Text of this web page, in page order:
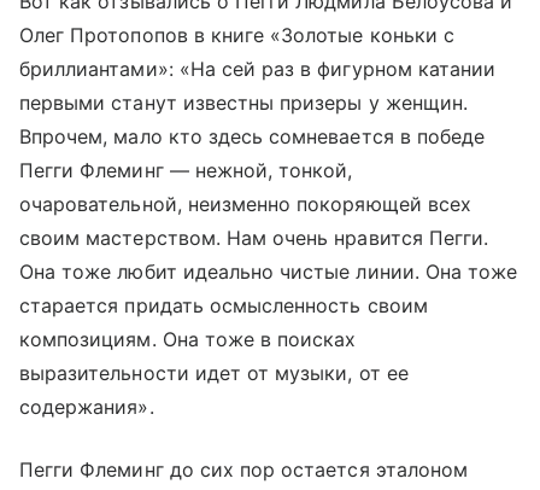
Олег Протопопов в книге «Золотые коньки с
бриллиантами»: «На сей раз в фигурном катании
первыми станут известны призеры у женщин.
Впрочем, мало кто здесь сомневается в победе
Пегги Флеминг — нежной, тонкой,
очаровательной, неизменно покоряющей всех
своим мастерством. Нам очень нравится Пегги.
Она тоже любит идеально чистые линии. Она тоже
старается придать осмысленность своим
композициям. Она тоже в поисках
выразительности идет от музыки, от ее
содержания».
Пегги Флеминг до сих пор остается эталоном